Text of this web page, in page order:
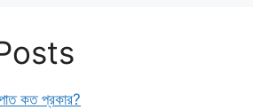
কত প্রকার?